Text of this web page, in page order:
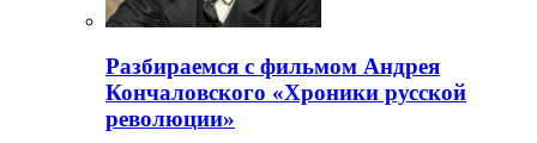
Разбираемся с фильмом Андрея
Кончаловского «Хроники русской
революции»